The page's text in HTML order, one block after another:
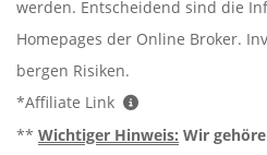
werden. Entscheidend sind die
Homepages der Online Broker.
bergen Risiken.
*Affiliate Link
** Wichtiger Hinweis: Wir